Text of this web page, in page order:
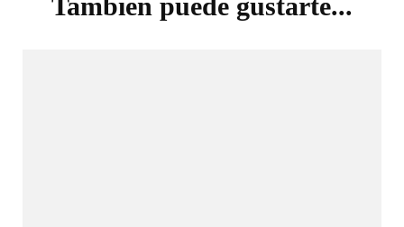
entradas